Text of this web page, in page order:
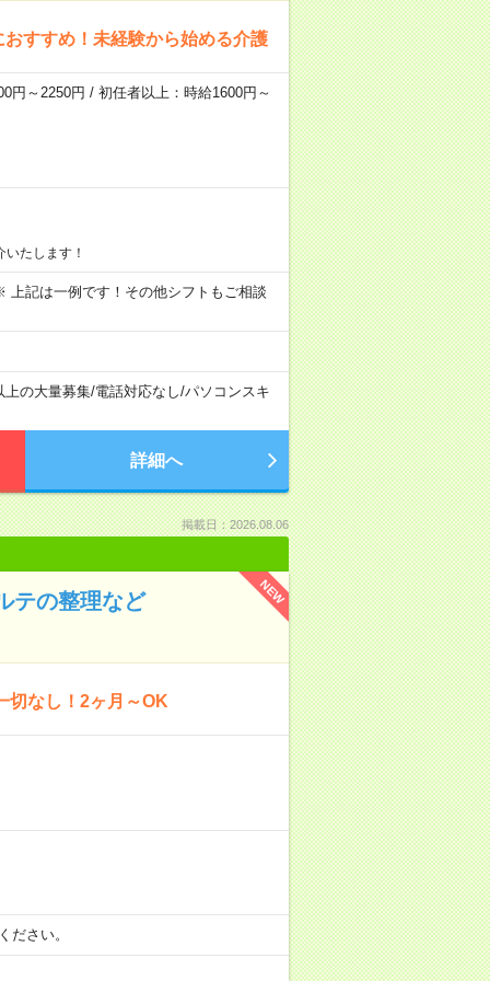
すすめ！未経験から始める介護
円～2250円 / 初任者以上：時給1600円～
たします！
記は一例です！その他シフトもご相談
上の大量募集/電話対応なし/パソコンスキ
詳細へ
掲載日：2026.08.06
NEW
テの整理など
切なし！2ヶ月～OK
ださい。